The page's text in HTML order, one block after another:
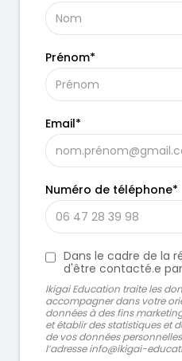
Prénom*
Email*
Numéro de téléphone*
Dans le cadre de la
d'être contacté.e
Ikigai Education traite les
accompagner dans votre
données à des fins
et établir des statistiques et
de vos données
l’adresse info@ikigai-